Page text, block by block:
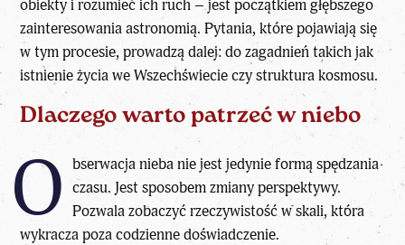
obiekty i rozumieć ich ruch – jest początkiem głębszego
zainteresowania astronomią. Pytania, które pojawiają się
w tym procesie, prowadzą dalej: do zagadnień takich jak
istnienie życia we Wszechświecieczy struktura kosmosu.
Dlaczego warto patrzeć w niebo
O bserwacja nieba nie jest jedynie formą spędzania
czasu. Jest sposobem zmiany perspektywy.
Pozwala zobaczyć rzeczywistość w skali, która
wykracza poza codzienne doświadczenie.